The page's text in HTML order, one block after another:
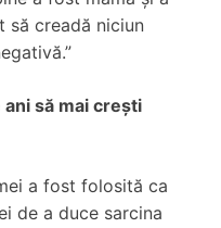
să creadă niciun
ani să mai crești
a fost folosită ca
de a duce sarcina